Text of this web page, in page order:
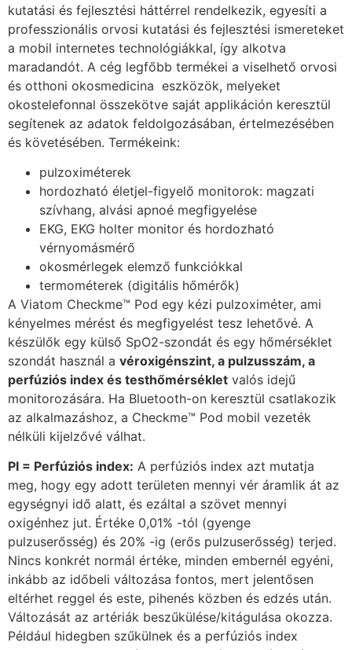
kutatási és fejlesztési háttérrel rendelkezik, egyesíti a
professzionális orvosi kutatási és fejlesztési ismereteket
a mobil internetes technológiákkal, így alkotva
maradandót. A cég legfőbb termékei a viselhető orvosi
és otthoni okosmedicina eszközök, melyeket
okostelefonnal összekötve saját applikáción keresztül
segítenek az adatok feldolgozásában, értelmezésében
és követésében. Termékeink:
pulzoximéterek
hordozható életjel-figyelő monitorok: magzati
szívhang, alvási apnoé megfigyelése
EKG, EKG holter monitor és hordozható
vérnyomásmérő
okosmérlegek elemző funkciókkal
termométerek (digitális hőmérők)
A Viatom Checkme™ Pod egy kézi pulzoximéter, ami
kényelmes mérést és megfigyelést tesz lehetővé. A
készülők egy külső SpO2-szondát és egy hőmérséklet
szondát használ a véroxigénszint, a pulzusszám, a
perfúziós index és testhőmérséklet valós idejű
monitorozására. Ha Bluetooth-on keresztül csatlakozik
az alkalmazáshoz, a Checkme™ Pod mobil vezeték
nélküli kijelzővé válhat.
PI = Perfúziós index: A perfúziós index azt mutatja
meg, hogy egy adott területen mennyi vér áramlik át az
egységnyi idő alatt, és ezáltal a szövet mennyi
oxigénhez jut. Értéke 0,01% -tól (gyenge
pulzuserősség) és 20% -ig (erős pulzuserősség) terjed.
Nincs konkrét normál értéke, minden embernél egyéni,
inkább az időbeli változása fontos, mert jelentősen
eltérhet reggel és este, pihenés közben és edzés után.
Változását az artériák beszűkülése/kitágulása okozza.
Például hidegben szűkülnek és a perfúziós index